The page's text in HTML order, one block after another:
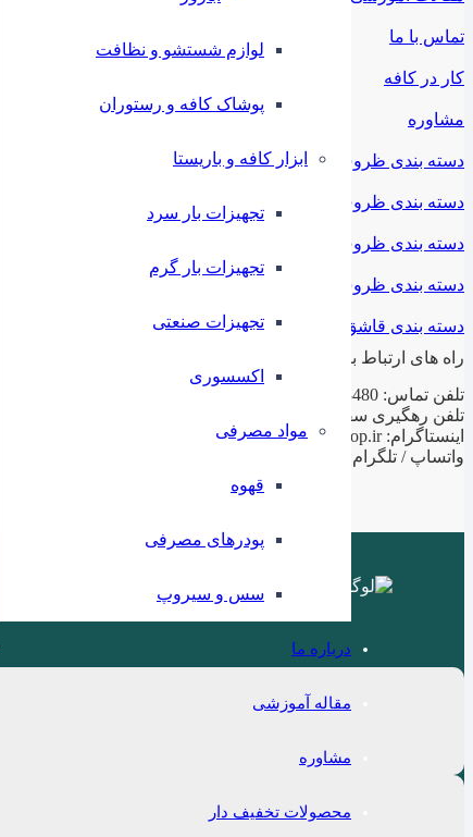
لوازم شستشو و نظافت
پوشاک کافه و رستوران
ابزار کافه و باریستا
تجهیزات بار سرد
تجهیزات بار گرم
تجهیزات صنعتی
اکسسوری
مواد مصرفی
قهوه
پودرهای مصرفی
سس و سیروپ
درباره ما
مقاله آموزشی
مشاوره
محصولات تخفیف دار
تماس با ما
کار در کافه
مشاوره
دسته بندی ظروف ملامین
دسته بندی ظروف استیل
دسته بندی ظروف فلزی
دسته بندی ظروف چینی
دسته بندی قاشق و چنگال
راه های ارتباط با ما
تلفن تماس: 02188943480 – 02155470813 – 02155470280
تلفن رهگیری سفارشات: 09199797956
اینستاگرام: ilashop.ir
واتساپ / تلگرام: 09199797956